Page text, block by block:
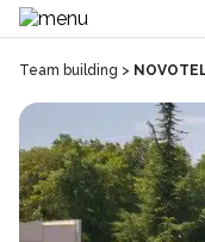
Team building >